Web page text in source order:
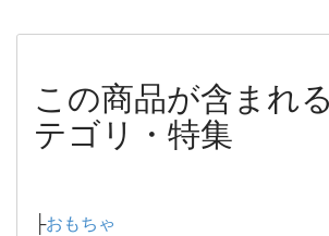
この商品が含まれ
テゴリ・特集
├おもちゃ